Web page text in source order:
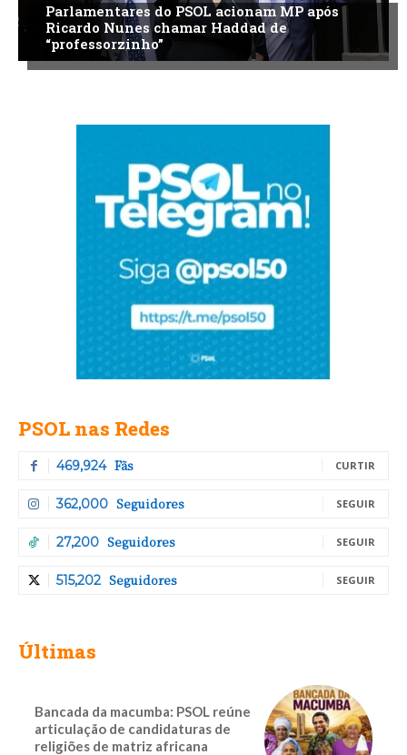
Parlamentares do PSOL acionam MP após
Ricardo Nunes chamar Haddad de
“professorzinho”
PSOL nas Redes
469,924 Fãs CURTIR
362,000 Seguidores SEGUIR
27,200 Seguidores SEGUIR
515,202 Seguidores SEGUIR
Últimas
Bancada da macumba: PSOL reúne
articulação de candidaturas de
religiões de matriz africana